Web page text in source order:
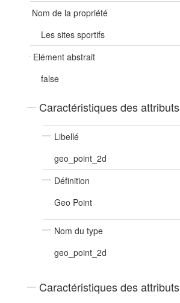
Nom de la propriété
Les sites sportifs
Elément abstrait
false
Caractéristiques des attributs
Libellé
geo_point_2d
Définition
Geo Point
Nom du type
geo_point_2d
Caractéristiques des attributs